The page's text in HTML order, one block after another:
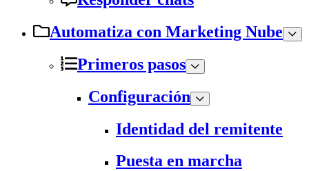
Automatiza con Marketing Nube
Primeros pasos
Configuración
Identidad del remitente
Puesta en marcha